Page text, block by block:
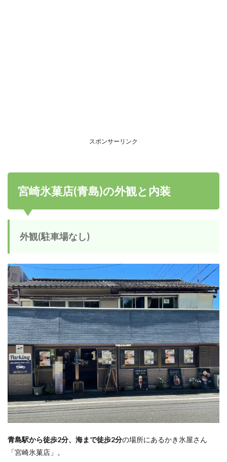
スポンサーリンク
宮崎氷菓店(青島)の外観と内装
外観(駐車場なし)
青島駅から徒歩2分、海まで徒歩2分の場所にあるかき氷屋さん
「宮崎氷菓店」。